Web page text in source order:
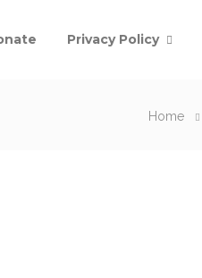
Privacy Policy
Home